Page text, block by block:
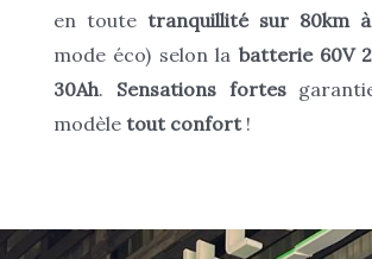
en toute tranquillité sur 80km
mode éco) selon la batterie 60V
30Ah. Sensations fortes
modèle tout confort!